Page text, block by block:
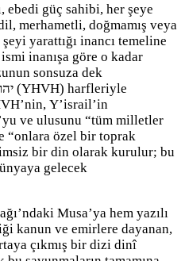
ebedi güç sahibi, her şeye
merhametli, doğmamış veya
yarattığı inancı temeline
inanışa göre o kadar
sonsuza dek
‎ (YHVH) harfleriyle
Y’israil’in
ve ulusunu “tüm milletler
“onlara özel bir toprak
bir din olarak kurulur; bu
gelecek
Musa’ya hem yazılı
kanun ve emirlere dayanan,
çıkmış bir dizi dinî